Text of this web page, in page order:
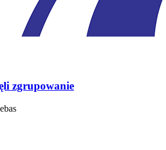
zgrupowanie